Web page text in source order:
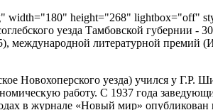
width="180" height="268" lightbox="off"
уезда Тамбовской губернии -
международной литературной премий
Новохоперского уезда) учился у Г.Р.
работу. С 1937 года
в журнале «Новый мир» опубликован